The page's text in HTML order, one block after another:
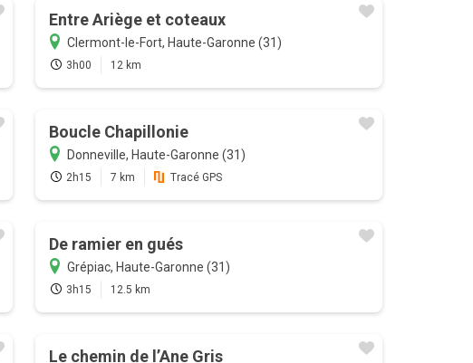
Entre Ariège et coteaux
Clermont-le-Fort, Haute-Garonne (31)
3h00 12 km
Boucle Chapillonie
Donneville, Haute-Garonne (31)
2h15 7 km Tracé GPS
De ramier en gués
Grépiac, Haute-Garonne (31)
3h15 12.5 km
Le chemin de l’Ane Gris